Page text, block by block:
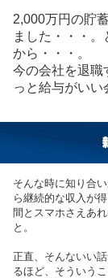
2,000万円の貯
ました・・・
から・・・。
今の会社を退職
っと給与がいい
そんな時に知り合
ら継続的な収入が
間とスマホさえあ
と。
正直、そんないい
るほど、そういう